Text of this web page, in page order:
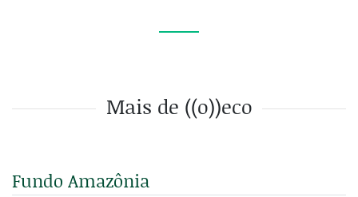
Mais de ((o))eco
Fundo Amazônia